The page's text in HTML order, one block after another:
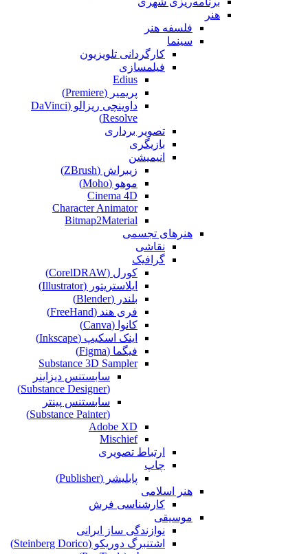
هنر
فلسفه هنر
سینما
کارگردانی تلویزیون
فیلمسازی
Edius
پریمیر (Premiere)
داوینچی ریزالو (DaVinci
Resolve)
تصویر برداری
بازیگری
انیمیشن
زیبراش (ZBrush)
موهو (Moho)
Cinema 4D
Character Animator
Bitmap2Material
هنرهای تجسمی
نقاشی‌
گرافیک
کورل (CorelDRAW)
ایلاستریتور (Illustrator)
بلندر (Blender)
فری هند (FreeHand)
کانوا (Canva)
اینک اسکیپ (Inkscape)
فیگما (Figma‎)
Substance 3D Sampler
سابستنس دیزاینر
(Substance Designer)
سابستنس پینتر
(Substance Painter)
Adobe XD
Mischief
ارتباط تصویری
چاپ
پابلیشر (Publisher)
هنر اسلامی
کارشناسی فرش
موسیقی
نوازندگی ساز ایرانی
اشتنبرگ دوریکو (Steinberg Dorico)